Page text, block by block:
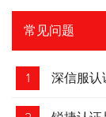
常见问题
1 深信服认